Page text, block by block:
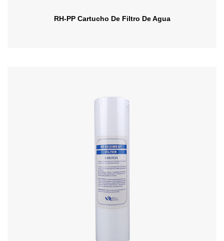
RH-PP Cartucho De Filtro De Agua